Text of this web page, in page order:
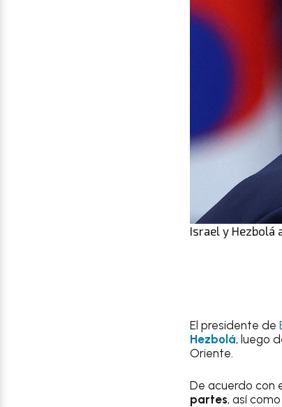
Israel y Hezbolá
El presidente de
Hezbolá, luego
Oriente.
De acuerdo con
partes, así